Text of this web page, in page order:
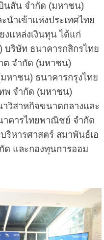
นสัน จำกัด (มหาชน)
นำเข้าแห่งประเทศไทย
งแหล่งเงินทุน ได้แก่
บริษัท ธนาคารกสิกรไทย
ต จำกัด (มหาชน)
หาชน) ธนาคารกรุงไทย
พ จำกัด (มหาชน)
วิสาหกิจขนาดกลางและ
าคารไทยพาณิชย์ จำกัด
หารศาสตร์ สมาพันธ์เอ
ด และกองทุนการออม